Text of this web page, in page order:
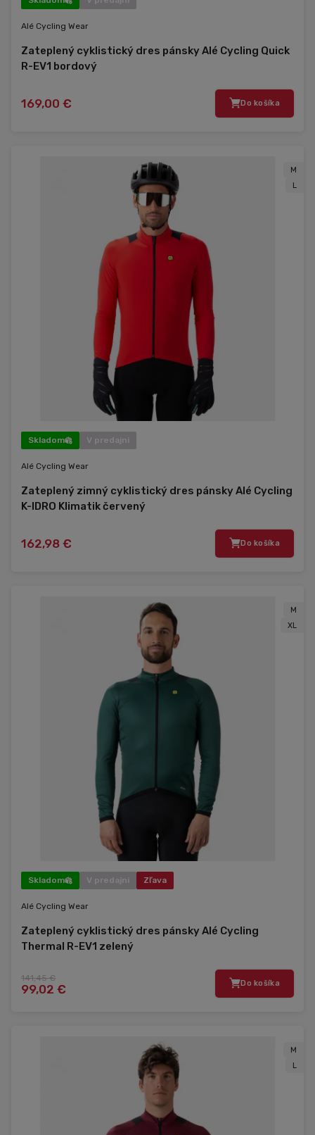
Alé Cycling Wear
Zateplený cyklistický dres pánsky Alé Cycling Quick
R-EV1 bordový
169,00 € Do košíka
M
L
Skladom V predajni
Alé Cycling Wear
Zateplený zimný cyklistický dres pánsky Alé Cycling
K-IDRO Klimatik červený
162,98 € Do košíka
M
XL
Skladom V predajni Zľava
Alé Cycling Wear
Zateplený cyklistický dres pánsky Alé Cycling
Thermal R-EV1 zelený
141,45 €
99,02 € Do košíka
M
L